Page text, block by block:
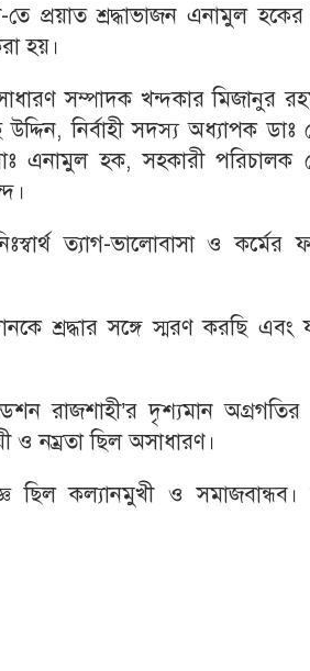
প্রয়াত শ্রদ্ধাভাজন এনামুল হকের
হয়।
সম্পাদক খন্দকার মিজানুর
নির্বাহী সদস্য অধ্যাপক ডাঃ
হক, সহকারী পরিচালক
ত্যাগ-ভালোবাসা ও কর্মের
শ্রদ্ধার সঙ্গে স্মরণ করছি এবং
রাজশাহী’র দৃশ্যমান
ও নম্রতা ছিল অসাধারণ।
ছিল কল্যানমুখী ও সমাজবান্ধব।